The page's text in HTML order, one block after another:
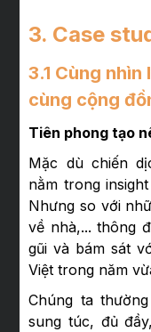
3. Case
3.1 Cùng
cùng cộng
Tiên phong tạo
Mặc dù chiến
nằm trong
Nhưng so với
về nhà,... thông
gũi và bám sát
Việt trong năm
Chúng ta
sung túc, đủ